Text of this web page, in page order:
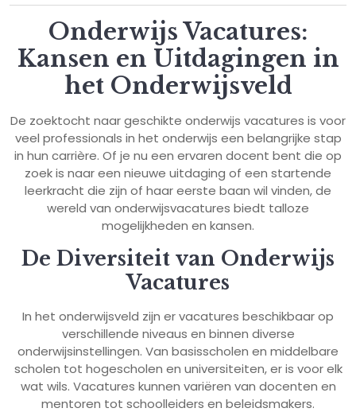
Onderwijs Vacatures:
Kansen en Uitdagingen in
het Onderwijsveld
De zoektocht naar geschikte onderwijs vacatures is voor
veel professionals in het onderwijs een belangrijke stap
in hun carrière. Of je nu een ervaren docent bent die op
zoek is naar een nieuwe uitdaging of een startende
leerkracht die zijn of haar eerste baan wil vinden, de
wereld van onderwijsvacatures biedt talloze
mogelijkheden en kansen.
De Diversiteit van Onderwijs
Vacatures
In het onderwijsveld zijn er vacatures beschikbaar op
verschillende niveaus en binnen diverse
onderwijsinstellingen. Van basisscholen en middelbare
scholen tot hogescholen en universiteiten, er is voor elk
wat wils. Vacatures kunnen variëren van docenten en
mentoren tot schoolleiders en beleidsmakers.